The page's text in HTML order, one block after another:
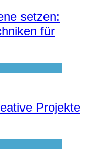
setzen:
für
Projekte